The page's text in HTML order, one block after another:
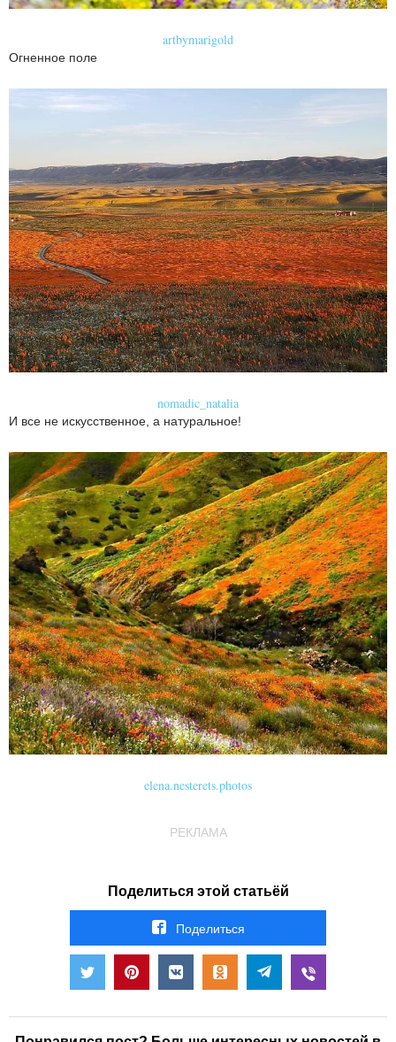
artbymarigold
Огненное поле
nomadic_natalia
И все не искусственное, а натуральное!
elena.nesterets.photos
РЕКЛАМА
Поделиться этой статьёй
Поделиться